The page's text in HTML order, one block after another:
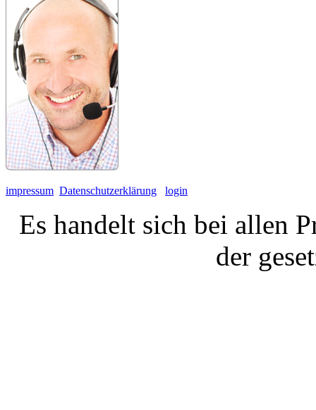
impressum Datenschutzerklärung login
Es handelt sich bei allen
der